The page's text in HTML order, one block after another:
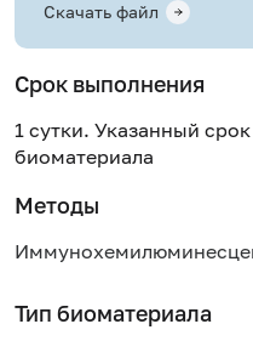
Скачать файл
Срок выполнения
1 сутки. Указанный
биоматериала
Методы
Тип биоматериала